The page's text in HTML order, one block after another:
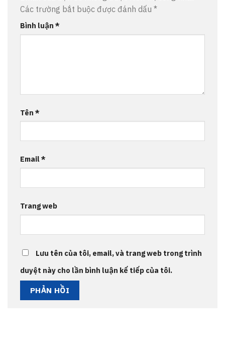
Các trường bắt buộc được đánh dấu *
Bình luận *
Tên *
Email*
Trang web
Lưu tên của tôi, email, và trang web trong trình
duyệt này cho lần bình luận kế tiếp của tôi.